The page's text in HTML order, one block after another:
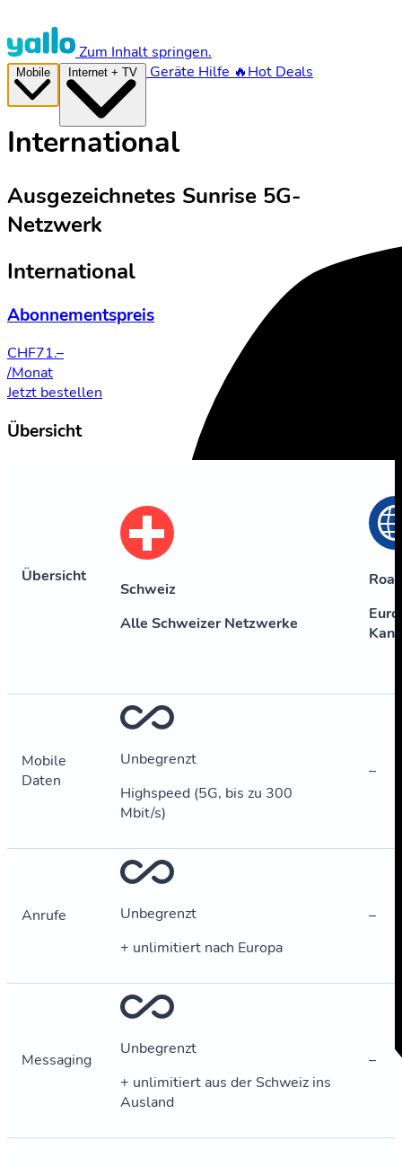
Zum Inhalt springen.
Geräte Hilfe 🔥Hot Deals
International
Ausgezeichnetes Sunrise 5G-
Netzwerk
International
Abonnementspreis
CHF71.–
/Monat
Jetzt bestellen
Übersicht
Übersicht
Schweiz
Alle Schweizer Netzwerke
Mobile
Daten
Unbegrenzt
Highspeed (5G, bis zu 300
Mbit/s)
–
Anrufe
Unbegrenzt
+ unlimitiert nach Europa
–
Messaging
Unbegrenzt
+ unlimitiert aus der Schweiz ins
Ausland
–